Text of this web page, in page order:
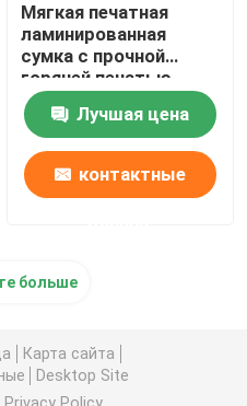
Мягкая печатная
ламинированная
сумка с прочной
горячей печатью
Многоразовая
застежка-молния
Лучшая цена
контактные
больше
Карта сайта
Desktop Site
Privacy Policy